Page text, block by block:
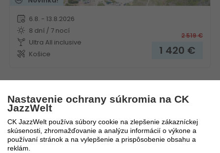
6.8. - 13.8.2026
8 dní / 7 nocí
Ultra All inclusive
Košice
2 519€
1 420 €
Hotelový komplex Mimose Beach Village
Taliansko Sardínia
Nastavenie ochrany súkromia na CK
JazzWelt
CK JazzWelt používa súbory cookie na zlepšenie zákazníckej
skúsenosti, zhromažďovanie a analýzu informácií o výkone a
používaní stránok a na vylepšenie a prispôsobenie obsahu a
reklám.